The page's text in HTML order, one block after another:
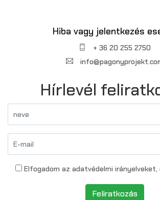
Hiba vagy jelentkezés
+ 36 20 255 2750
Hírlevél
Elfogadom az adatvédelmi
Feliratkozás